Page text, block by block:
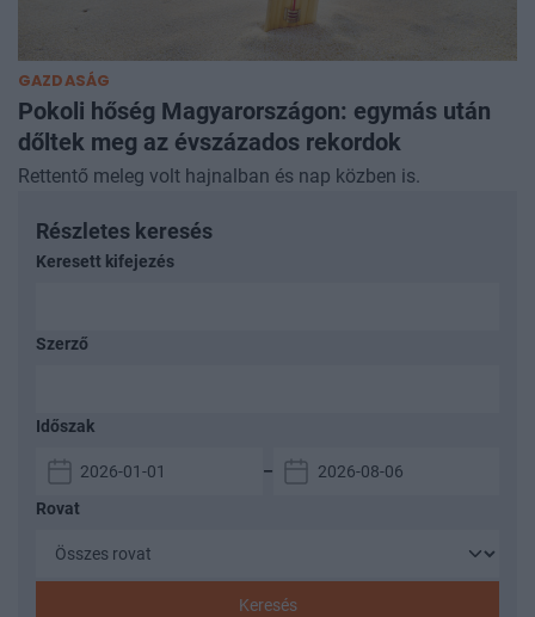
GAZDASÁG
Pokoli hőség Magyarországon: egymás után
dőltek meg az évszázados rekordok
Rettentő meleg volt hajnalban és nap közben is.
Részletes keresés
Keresett kifejezés
Szerző
Időszak
–
Rovat
Keresés